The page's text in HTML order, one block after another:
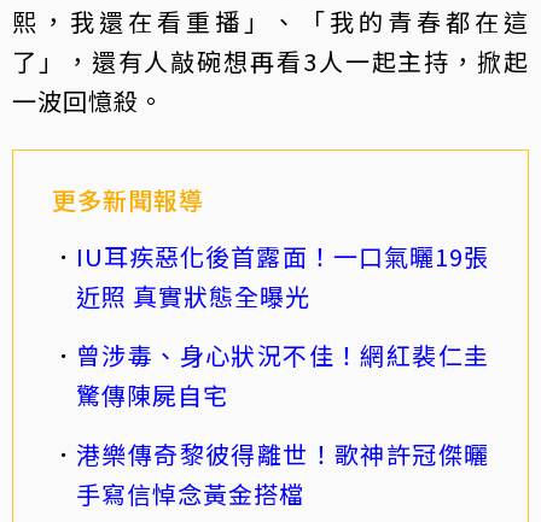
熙，我還在看重播」、「我的青春都在這
了」，還有人敲碗想再看3人一起主持，掀起
一波回憶殺。
更多新聞報導
IU耳疾惡化後首露面！一口氣曬19張
近照 真實狀態全曝光
曾涉毒、身心狀況不佳！網紅裴仁圭
驚傳陳屍自宅
港樂傳奇黎彼得離世！歌神許冠傑曬
手寫信悼念黃金搭檔